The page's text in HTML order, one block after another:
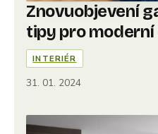
Znovuobjevení
tipy pro
INTERIÉR
31. 01. 2024